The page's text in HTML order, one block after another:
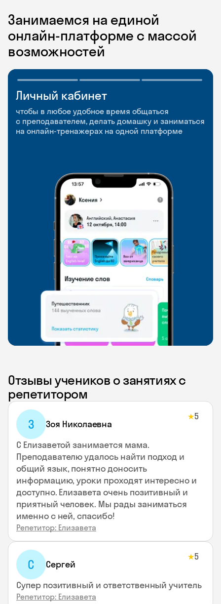
Занимаемся на единой
онлайн-платформе с массой
возможностей
Личный кабинет
чтобы в любое удобное время общаться
с преподавателем, делать домашку и заниматься
на онлайн-тренажерах на одной платформе
Мобильное
приложение
чтобы заниматься и изучать новые слова где
и когда удобно
Разговорные клубы
и Talks
Групповые занятия для разговорной практики
и индивидуальные встречи с преподавателями
Отзывы учеников о занятиях с
репетитором
З Зоя Николаевна
★5
С Елизаветой занимается мама.
Преподавателю удалось найти подход и
общий язык, понятно доносить
информацию, уроки проходят интересно и
доступно. Елизавета очень позитивный и
приятный человек. Мы рады заниматься
именно с ней, спасибо!
Репетитор: Елизавета
С Сергей
★5
Супер позитивный и ответственный учитель
Репетитор: Елизавета